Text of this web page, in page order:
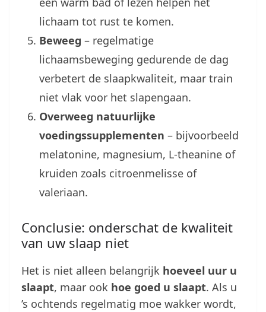
lichaam tot rust te komen.
Beweeg – regelmatige
lichaamsbeweging gedurende de dag
verbetert de slaapkwaliteit, maar train
niet vlak voor het slapengaan.
Overweeg natuurlijke
voedingssupplementen – bijvoorbeeld
melatonine, magnesium, L-theanine of
kruiden zoals citroenmelisse of
valeriaan.
Conclusie: onderschat de kwaliteit
van uw slaap niet
Het is niet alleen belangrijk hoeveel uur u
slaapt, maar ook hoe goed u slaapt. Als u
’s ochtends regelmatig moe wakker wordt,